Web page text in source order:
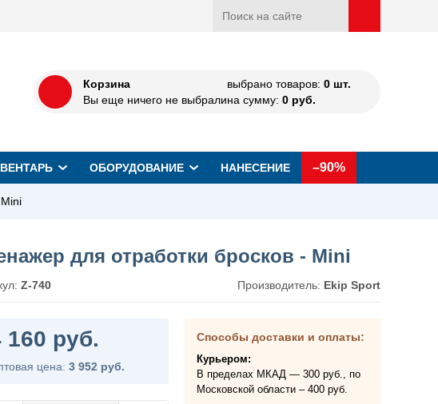
Корзина
Вы еще ничего не выбрали
выбрано товаров: 0 шт.
на сумму: 0 руб.
ОБОРУДОВАНИЕ НАНЕСЕНИЕ –90%
для отработки бросков - Mini
Z-740 Производитель: Ekip Sport
160 руб.
цена: 3 952 руб.
Способы доставки и оплаты:
Курьером:
В пределах МКАД — 300 руб., по
Московской области – 400 руб.